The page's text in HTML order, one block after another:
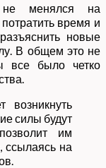
не менялся на
время и
новые
В общем это не
все было четко
силы будут
им
ссылаясь на